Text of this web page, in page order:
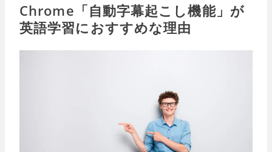
Chrome「自動字幕起こし機能」が
英語学習におすすめな理由